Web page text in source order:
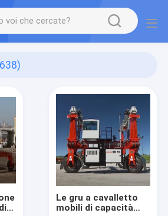
Le gru a cavalletto
mobili di capacità